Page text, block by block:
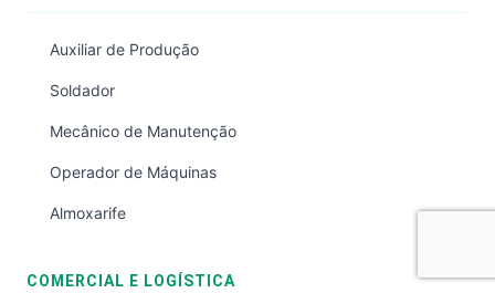
Auxiliar de Produção
Soldador
Mecânico de Manutenção
Operador de Máquinas
Almoxarife
COMERCIAL E LOGÍSTICA